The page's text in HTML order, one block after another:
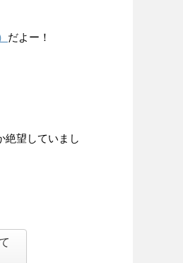
だよー！
絶望していまし